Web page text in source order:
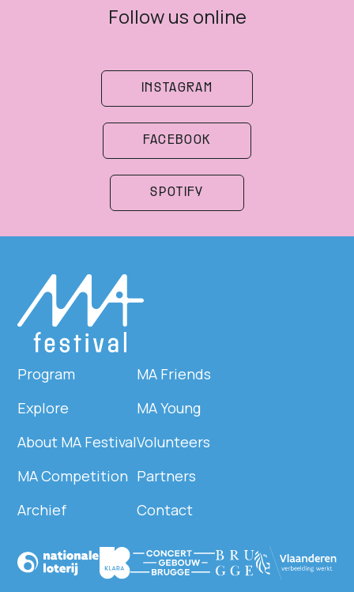
Follow us online
INSTAGRAM
FACEBOOK
SPOTIFY
Program
Explore
About MA Festival
MA Competition
Archief
MA Friends
MA Young
Volunteers
Partners
Contact